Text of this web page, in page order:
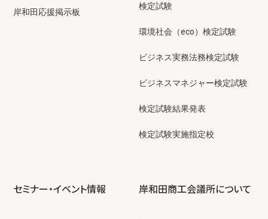
岸和田応援掲示板
検定試験
環境社会（eco）検定試験
ビジネス実務法務検定試験
ビジネスマネジャー検定試験
検定試験結果発表
検定試験実施指定校
セミナー・イベント情報 岸和田商工会議所について